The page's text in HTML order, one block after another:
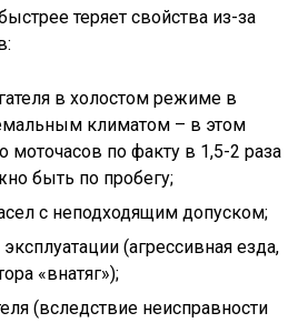
теряет свойства из-за
в холостом режиме в
климатом – в этом
моточасов по факту в 1,5-2 раза
быть по пробегу;
с неподходящим допуском;
(агрессивная езда,
«внатяг»);
(вследствие неисправности